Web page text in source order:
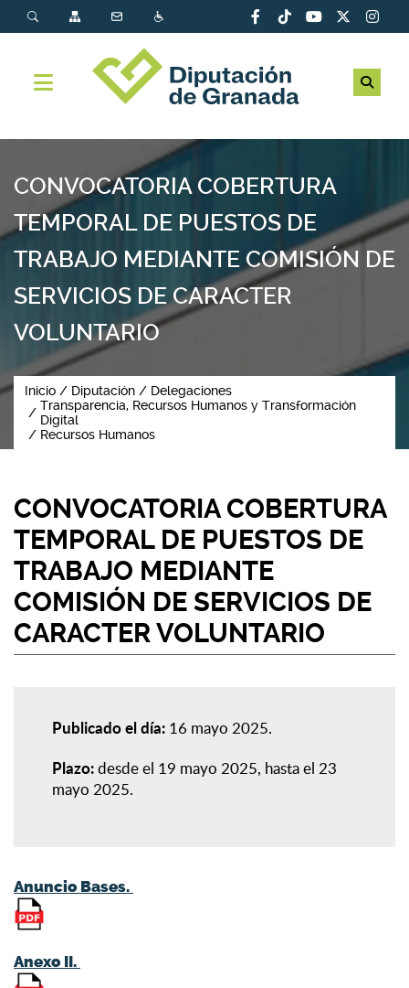
CONVOCATORIA COBERTURA
TEMPORAL DE PUESTOS DE
TRABAJO MEDIANTE COMISIÓN DE
SERVICIOS DE CARACTER
VOLUNTARIO
Inicio Diputación
Delegaciones
Transparencia, Recursos Humanos y Transformación
Digital
Recursos Humanos
CONVOCATORIA COBERTURA
TEMPORAL DE PUESTOS DE
TRABAJO MEDIANTE
COMISIÓN DE SERVICIOS DE
CARACTER VOLUNTARIO
Publicado el día: 16 mayo 2025
Plazo:desde el 19 mayo 2025, hasta el 23
mayo 2025
Anuncio Bases.
Anexo II.